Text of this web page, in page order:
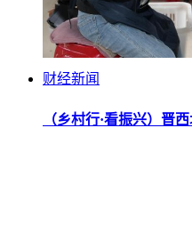
财经新闻
（乡村行·看振兴）晋